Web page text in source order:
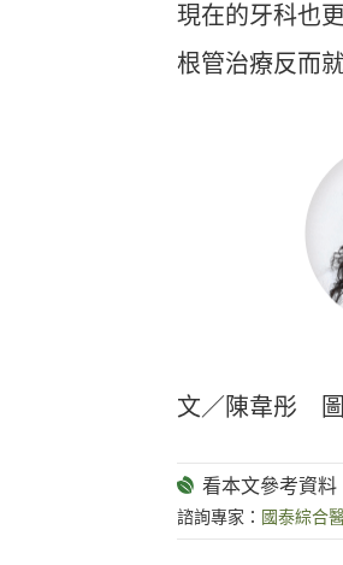
現在的牙科也
根管治療反而
文／陳韋彤
諮詢專家： 國泰綜合